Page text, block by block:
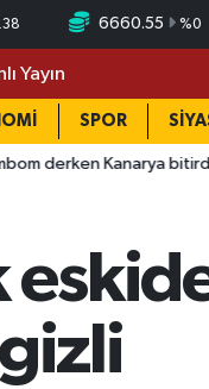
6660.55 %0
Yayın
SPOR
bitirdi: Lukaku adım
gizli